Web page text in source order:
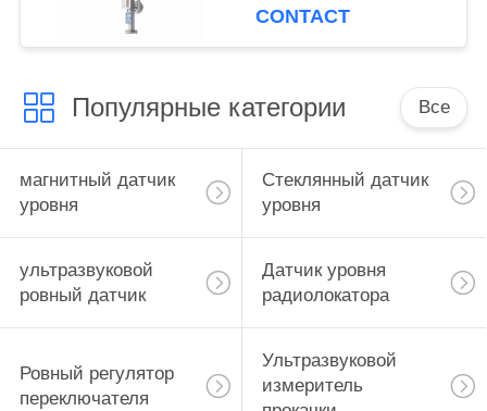
выровнянный ПТФЭ
CONTACT
Популярные категории Все
магнитный датчик
уровня
Стеклянный датчик
уровня
ультразвуковой
ровный датчик
Датчик уровня
радиолокатора
Ровный регулятор
переключателя
Ультразвуковой
измеритель